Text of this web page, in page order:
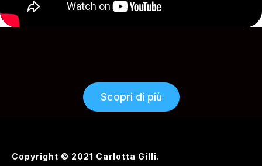
Scopri di più
Copyright © 2021 Carlotta Gilli.